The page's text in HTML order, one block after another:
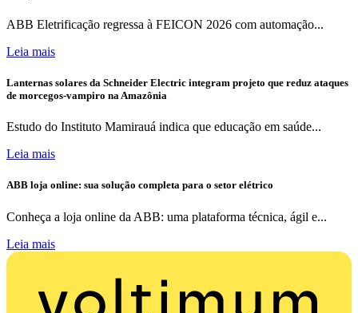
ABB Eletrificação regressa à FEICON 2026 com automação...
Leia mais
Lanternas solares da Schneider Electric integram projeto que reduz ataques
de morcegos-vampiro na Amazônia
Estudo do Instituto Mamirauá indica que educação em saúde...
Leia mais
ABB loja online: sua solução completa para o setor elétrico
Conheça a loja online da ABB: uma plataforma técnica, ágil e...
Leia mais